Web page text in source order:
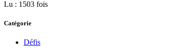
Lu : 1503 fois
Catégorie
Défis